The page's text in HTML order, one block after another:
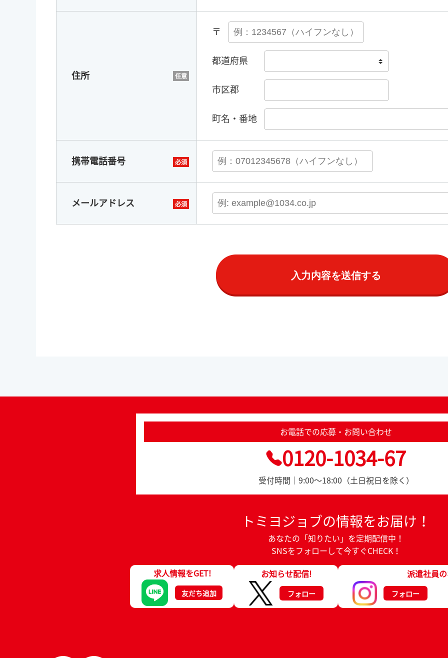
住所
〒
都道府県
市区郡
町名・番地
携帯電話番号
メールアドレス
お電話での応募・お問い合わせ
0120-1034-67
受付時間｜9:00～18:00（土日祝日を除く）
トミヨジョブの情報をお届け！
あなたの「知りたい」を定期配信中！
SNSをフォローして今すぐCHECK！
求人情報をGET!
友だち追加
お知らせ配信!
フォロー
派遣社員
フォロー